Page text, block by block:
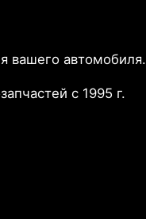
вашего автомобиля.
с 1995 г.